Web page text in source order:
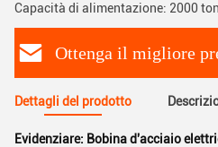
Capacità di alimentazione: 2000
Ottenga il migliore
Dettagli del prodotto
Evidenziare: Bobina d'acciaio